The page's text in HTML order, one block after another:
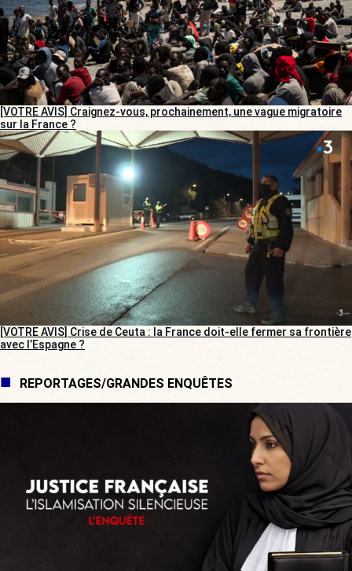
[VOTRE AVIS] Craignez-vous, prochainement, une vague migratoire
sur la France ?
[VOTRE AVIS] Crise de Ceuta : la France doit-elle fermer sa frontière
avec l’Espagne ?
REPORTAGES/GRANDES ENQUÊTES